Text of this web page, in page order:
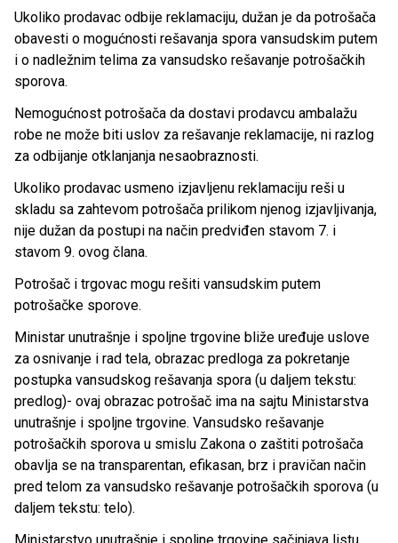
Ukoliko prodavac odbije reklamaciju, dužan je da potrošača
obavesti o mogućnosti rešavanja spora vansudskim putem
i o nadležnim telima za vansudsko rešavanje potrošačkih
sporova.
Nemogućnost potrošača da dostavi prodavcu ambalažu
robe ne može biti uslov za rešavanje reklamacije, ni razlog
za odbijanje otklanjanja nesaobraznosti.
Ukoliko prodavac usmeno izjavljenu reklamaciju reši u
skladu sa zahtevom potrošača prilikom njenog izjavljivanja,
nije dužan da postupi na način predviđen stavom 7. i
stavom 9. ovog člana.
Potrošač i trgovac mogu rešiti vansudskim putem
potrošačke sporove.
Ministar unutrašnje i spoljne trgovine bliže uređuje uslove
za osnivanje i rad tela, obrazac predloga za pokretanje
postupka vansudskog rešavanja spora (u daljem tekstu:
predlog)- ovaj obrazac potrošač ima na sajtu Ministarstva
unutrašnje i spoljne trgovine. Vansudsko rešavanje
potrošačkih sporova u smislu Zakona o zaštiti potrošača
obavlja se na transparentan, efikasan, brz i pravičan način
pred telom za vansudsko rešavanje potrošačkih sporova (u
daljem tekstu: telo).